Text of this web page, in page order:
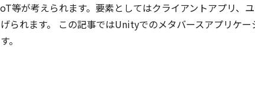
等が考えられます。要素としてはクライアントアプリ、
られます。 この記事ではUnityでのメタバースアプリケー
。